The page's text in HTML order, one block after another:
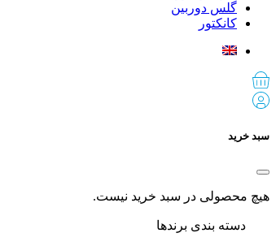
گلس دوربین
کانکتور
سبد خرید
هیچ محصولی در سبد خرید نیست.
دسته بندی برندها